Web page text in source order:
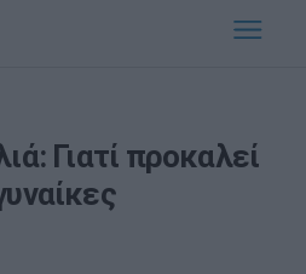
Γιατί προκαλεί